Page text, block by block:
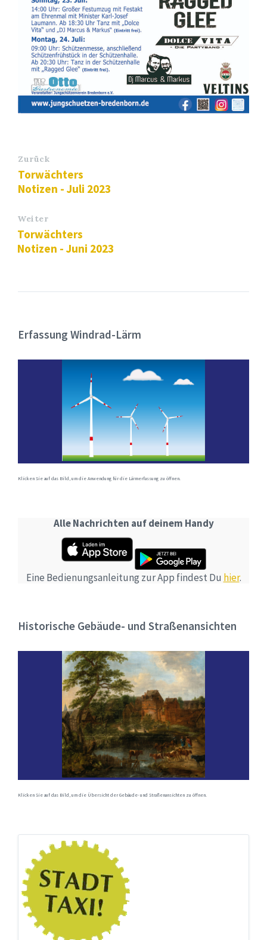
Zurück
Torwächters
Notizen - Juli 2023
Weiter
Torwächters
Notizen - Juni 2023
Erfassung Windrad-Lärm
Klicken Sie auf das Bild, um die Anwendung für die Lärmerfassung zu öffnen.
Alle Nachrichten auf deinem Handy
Eine Bedienungsanleitung zur App findest Du hier.
Historische Gebäude- und Straßenansichten
Klicken Sie auf das Bild, um die Übersicht der Gebäude- und Straßenansichten zu öffnen.